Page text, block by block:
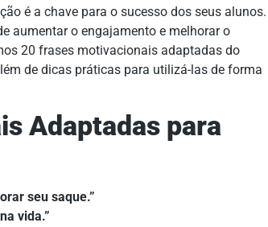
é a chave para o sucesso dos seus alunos.
aumentar o engajamento e melhorar o
20 frases motivacionais adaptadas do
de dicas práticas para utilizá-las de forma
Adaptadas para
seu saque.”
vida.”